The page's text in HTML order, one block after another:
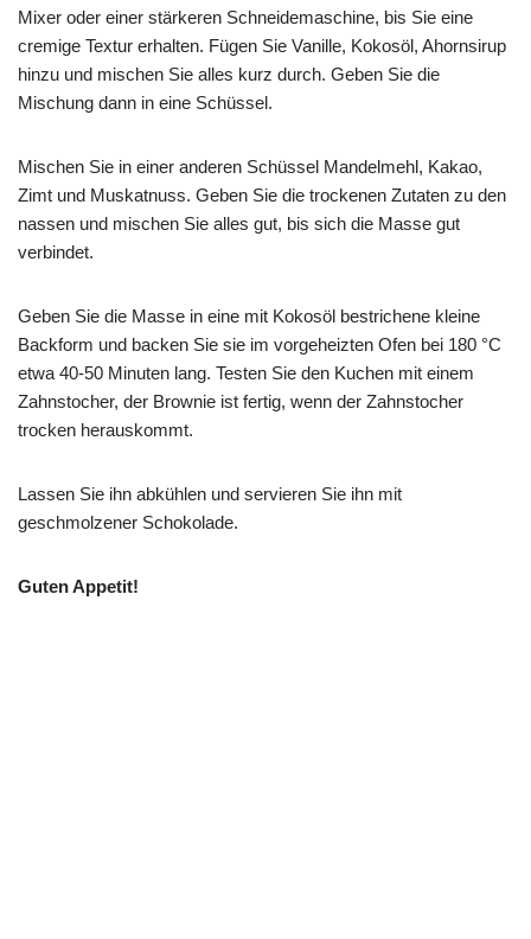
Mixer oder einer stärkeren Schneidemaschine, bis Sie eine
cremige Textur erhalten. Fügen Sie Vanille, Kokosöl, Ahornsirup
hinzu und mischen Sie alles kurz durch. Geben Sie die
Mischung dann in eine Schüssel.
Mischen Sie in einer anderen Schüssel Mandelmehl, Kakao,
Zimt und Muskatnuss. Geben Sie die trockenen Zutaten zu den
nassen und mischen Sie alles gut, bis sich die Masse gut
verbindet.
Geben Sie die Masse in eine mit Kokosöl bestrichene kleine
Backform und backen Sie sie im vorgeheizten Ofen bei 180 °C
etwa 40-50 Minuten lang. Testen Sie den Kuchen mit einem
Zahnstocher, der Brownie ist fertig, wenn der Zahnstocher
trocken herauskommt.
Lassen Sie ihn abkühlen und servieren Sie ihn mit
geschmolzener Schokolade.
Guten Appetit!